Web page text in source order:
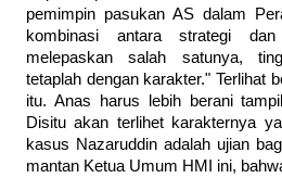
pemimpin pasukan AS dalam
kombinasi antara strategi
melepaskan salah satunya,
tetaplah dengan karakter." Terlihat
itu. Anas harus lebih berani
Disitu akan terlihet karakternya
kasus Nazaruddin adalah ujian
mantan Ketua Umum HMI ini,